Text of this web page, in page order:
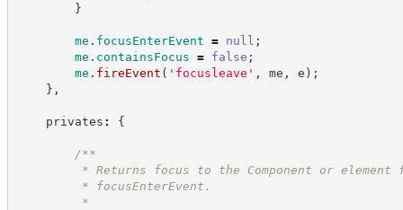
}
me . focusEnterEvent = null ;
me . containsFocus = false ;
me . fireEvent ( ' focusleave ' , me , e ) ;
} ,
privates : {
/**
* Returns focus to the Component or element
* focusEnterEvent.
*